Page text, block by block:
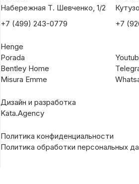
Набережная Т. Шевченко, 1/2
+7 (499) 243-0779
+7
Henge
Porada
Bentley Home
Misura Emme
Дизайн и разработка
Kata.Agency
Политика конфиденциальности
Политика обработки персональных